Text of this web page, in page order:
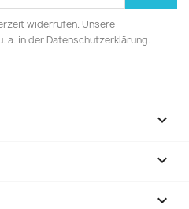
widerrufen. Unsere
a. in der Datenschutzerklärung.


